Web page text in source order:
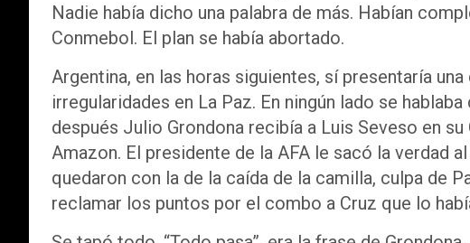
Nadie había dicho una palabra de más. Habían
Conmebol. El plan se había abortado.
Argentina, en las horas siguientes, sí presentaría
irregularidades en La Paz. En ningún lado se
después Julio Grondona recibía a Luis Seveso en
Amazon. El presidente de la AFA le sacó la verdad
quedaron con la de la caída de la camilla, culpa de
reclamar los puntos por el combo a Cruz que lo